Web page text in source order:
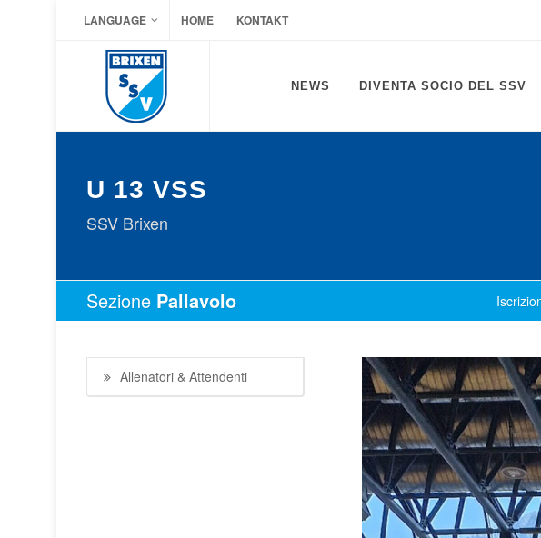
LANGUAGE HOME KONTAKT
NEWS DIVENTA SOCIO DEL SSV
U 13 VSS
SSV Brixen
Sezione Pallavolo
Allenatori & Attendenti